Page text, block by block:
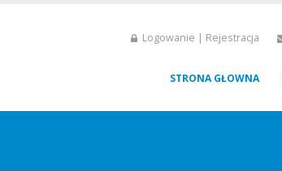
Logowanie | Rejestracja
STRONA GŁOWNA